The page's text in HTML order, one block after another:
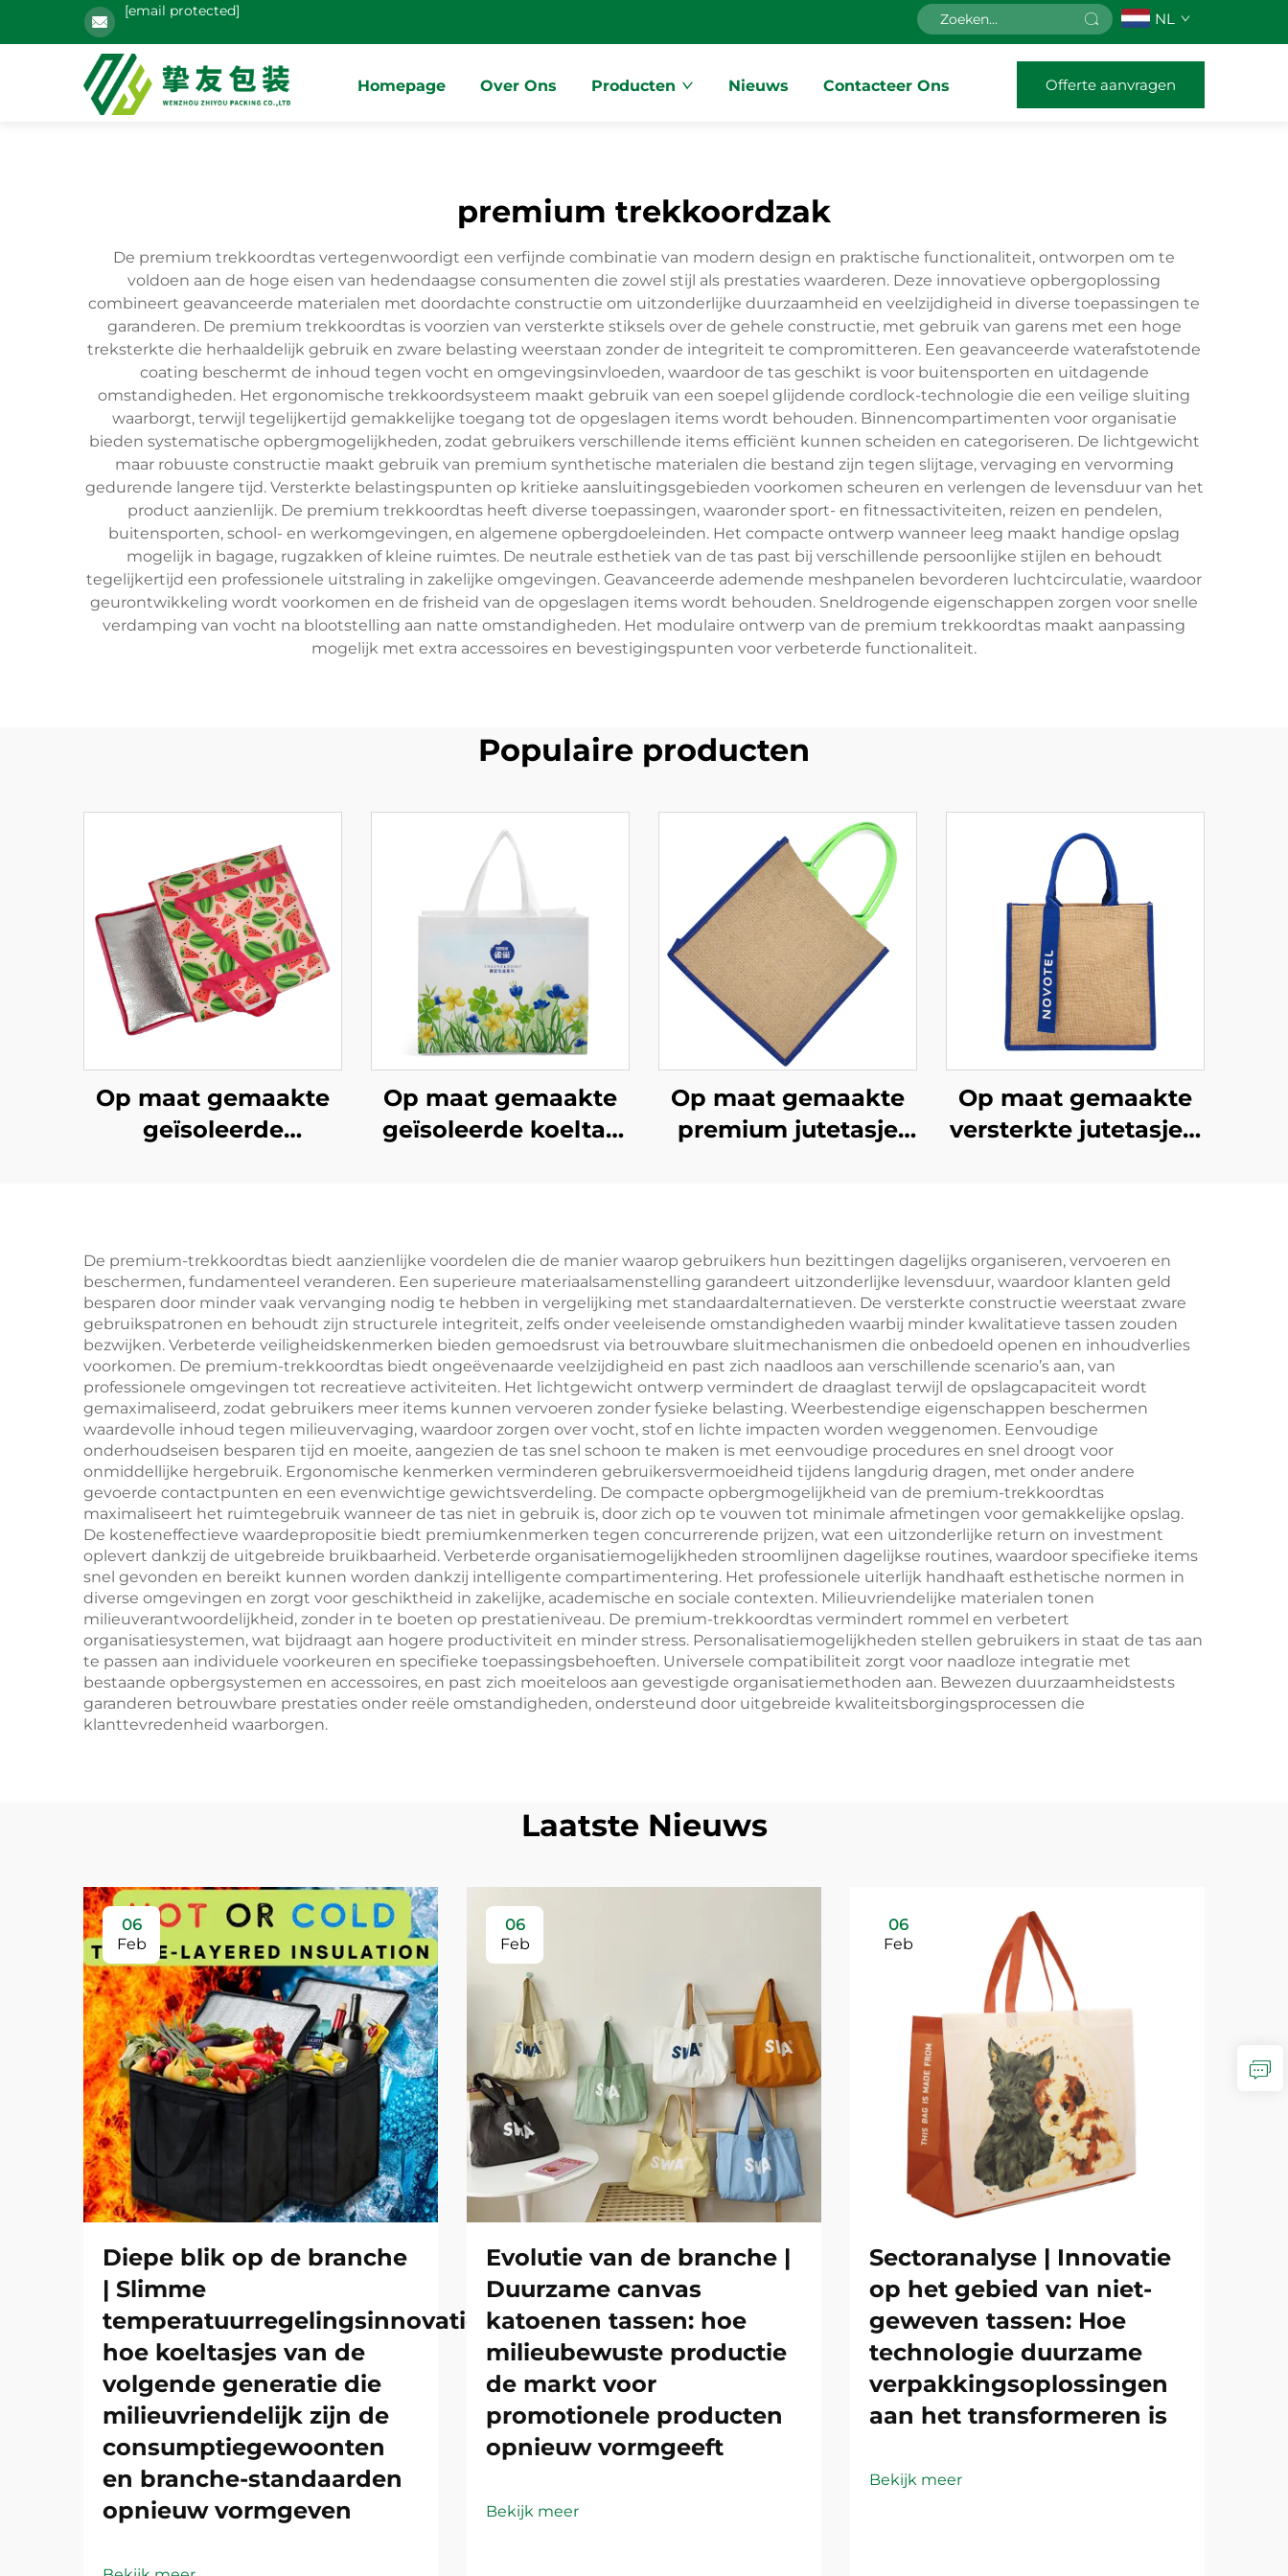
[email protected] NL
Homepage Over Ons Producten Nieuws Contacteer Ons Offerte aanvragen
premium trekkoordzak
De premium trekkoordtas vertegenwoordigt een verfijnde combinatie van modern design en praktische functionaliteit, ontworpen om te
voldoen aan de hoge eisen van hedendaagse consumenten die zowel stijl als prestaties waarderen. Deze innovatieve opbergoplossing
combineert geavanceerde materialen met doordachte constructie om uitzonderlijke duurzaamheid en veelzijdigheid in diverse toepassingen te
garanderen. De premium trekkoordtas is voorzien van versterkte stiksels over de gehele constructie, met gebruik van garens met een hoge
treksterkte die herhaaldelijk gebruik en zware belasting weerstaan zonder de integriteit te compromitteren. Een geavanceerde waterafstotende
coating beschermt de inhoud tegen vocht en omgevingsinvloeden, waardoor de tas geschikt is voor buitensporten en uitdagende
omstandigheden. Het ergonomische trekkoordsysteem maakt gebruik van een soepel glijdende cordlock-technologie die een veilige sluiting
waarborgt, terwijl tegelijkertijd gemakkelijke toegang tot de opgeslagen items wordt behouden. Binnencompartimenten voor organisatie
bieden systematische opbergmogelijkheden, zodat gebruikers verschillende items efficiënt kunnen scheiden en categoriseren. De lichtgewicht
maar robuuste constructie maakt gebruik van premium synthetische materialen die bestand zijn tegen slijtage, vervaging en vervorming
gedurende langere tijd. Versterkte belastingspunten op kritieke aansluitingsgebieden voorkomen scheuren en verlengen de levensduur van het
product aanzienlijk. De premium trekkoordtas heeft diverse toepassingen, waaronder sport- en fitnessactiviteiten, reizen en pendelen,
buitensporten, school- en werkomgevingen, en algemene opbergdoeleinden. Het compacte ontwerp wanneer leeg maakt handige opslag
mogelijk in bagage, rugzakken of kleine ruimtes. De neutrale esthetiek van de tas past bij verschillende persoonlijke stijlen en behoudt
tegelijkertijd een professionele uitstraling in zakelijke omgevingen. Geavanceerde ademende meshpanelen bevorderen luchtcirculatie, waardoor
geurontwikkeling wordt voorkomen en de frisheid van de opgeslagen items wordt behouden. Sneldrogende eigenschappen zorgen voor snelle
verdamping van vocht na blootstelling aan natte omstandigheden. Het modulaire ontwerp van de premium trekkoordtas maakt aanpassing
mogelijk met extra accessoires en bevestigingspunten voor verbeterde functionaliteit.
Populaire producten
Op maat gemaakte
geïsoleerde
voor boodschappen
voor zakelijke
merkstrategieën en
promoties
Op maat gemaakte
geïsoleerde koeltas
stijlvolle thermotas
met vogel- en
bloemprint
Op maat gemaakte
premium jutetasje
duurzaam
winkelhulpmiddel
Op maat gemaakte
versterkte jutetasje –
optimale
merkzichtbaarheid
De premium-trekkoordtas biedt aanzienlijke voordelen die de manier waarop gebruikers hun bezittingen dagelijks organiseren, vervoeren en
beschermen, fundamenteel veranderen. Een superieure materiaalsamenstelling garandeert uitzonderlijke levensduur, waardoor klanten geld
besparen door minder vaak vervanging nodig te hebben in vergelijking met standaardalternatieven. De versterkte constructie weerstaat zware
gebruikspatronen en behoudt zijn structurele integriteit, zelfs onder veeleisende omstandigheden waarbij minder kwalitatieve tassen zouden
bezwijken. Verbeterde veiligheidskenmerken bieden gemoedsrust via betrouwbare sluitmechanismen die onbedoeld openen en inhoudverlies
voorkomen. De premium-trekkoordtas biedt ongeëvenaarde veelzijdigheid en past zich naadloos aan verschillende scenario’s aan, van
professionele omgevingen tot recreatieve activiteiten. Het lichtgewicht ontwerp vermindert de draaglast terwijl de opslagcapaciteit wordt
gemaximaliseerd, zodat gebruikers meer items kunnen vervoeren zonder fysieke belasting. Weerbestendige eigenschappen beschermen
waardevolle inhoud tegen milieuvervaging, waardoor zorgen over vocht, stof en lichte impacten worden weggenomen. Eenvoudige
onderhoudseisen besparen tijd en moeite, aangezien de tas snel schoon te maken is met eenvoudige procedures en snel droogt voor
onmiddellijke hergebruik. Ergonomische kenmerken verminderen gebruikersvermoeidheid tijdens langdurig dragen, met onder andere
gevoerde contactpunten en een evenwichtige gewichtsverdeling. De compacte opbergmogelijkheid van de premium-trekkoordtas
maximaliseert het ruimtegebruik wanneer de tas niet in gebruik is, door zich op te vouwen tot minimale afmetingen voor gemakkelijke opslag.
De kosteneffectieve waardepropositie biedt premiumkenmerken tegen concurrerende prijzen, wat een uitzonderlijke return on investment
oplevert dankzij de uitgebreide bruikbaarheid. Verbeterde organisatiemogelijkheden stroomlijnen dagelijkse routines, waardoor specifieke items
snel gevonden en bereikt kunnen worden dankzij intelligente compartimentering. Het professionele uiterlijk handhaaft esthetische normen in
diverse omgevingen en zorgt voor geschiktheid in zakelijke, academische en sociale contexten. Milieuvriendelijke materialen tonen
milieuverantwoordelijkheid, zonder in te boeten op prestatieniveau. De premium-trekkoordtas vermindert rommel en verbetert
organisatiesystemen, wat bijdraagt aan hogere productiviteit en minder stress. Personalisatiemogelijkheden stellen gebruikers in staat de tas aan
te passen aan individuele voorkeuren en specifieke toepassingsbehoeften. Universele compatibiliteit zorgt voor naadloze integratie met
bestaande opbergsystemen en accessoires, en past zich moeiteloos aan gevestigde organisatiemethoden aan. Bewezen duurzaamheidstests
garanderen betrouwbare prestaties onder reële omstandigheden, ondersteund door uitgebreide kwaliteitsborgingsprocessen die
klanttevredenheid waarborgen.
Laatste Nieuws
06
Feb
Diepe blik op de branche
| Slimme
temperatuurregelingsinnovatie:
hoe koeltasjes van de
volgende generatie die
milieuvriendelijk zijn de
consumptiegewoonten
en branche-standaarden
opnieuw vormgeven
06
Feb
Evolutie van de branche |
Duurzame canvas
katoenen tassen: hoe
milieubewuste productie
de markt voor
promotionele producten
opnieuw vormgeeft
Bekijk meer
06
Feb
Sectoranalyse | Innovatie
op het gebied van niet-
geweven tassen: Hoe
technologie duurzame
verpakkingsoplossingen
aan het transformeren is
Bekijk meer